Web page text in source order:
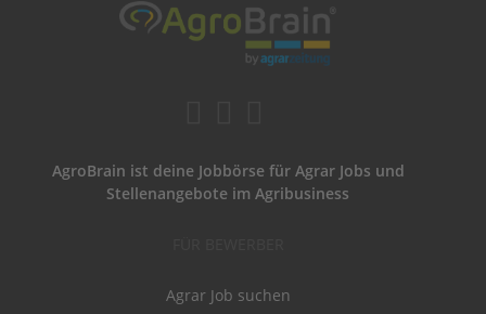
AgroBrain ist deine Jobbörse für Agrar Jobs und
Stellenangebote im Agribusiness
Agrar Job suchen